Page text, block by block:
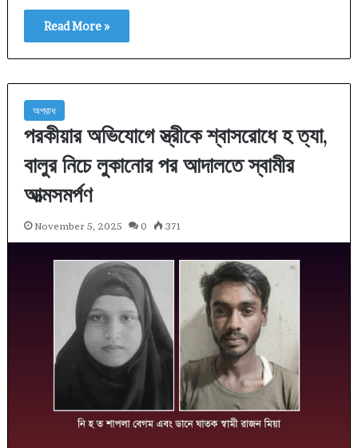
Read More »
অপরাধ
পরকীয়ার অভিযোগে স্ত্রীকে শ্বাসরোধে হ ত্যা,
বালুর নিচে লুকানোর পর আদালতে স্বামীর
আত্মসমর্পণ
November 5, 2025 0 371